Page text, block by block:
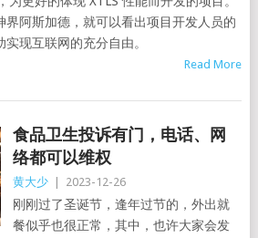
界阿斯加德，就可以看出项目开发人员的
现互联网的充分自由。
Read More
食品卫生投诉有门，电话、网
络都可以维权
黄大少 2023-12-26
刚刚过了圣诞节，逢年过节的，外出就
餐似乎也很正常，其中，也许大家会发